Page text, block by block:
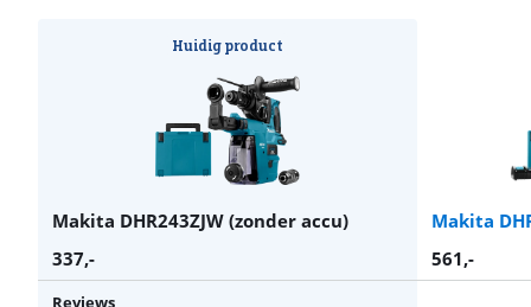
Huidig product
Makita DHR243ZJW (zonder accu) Makita
337,- 561,-
Reviews